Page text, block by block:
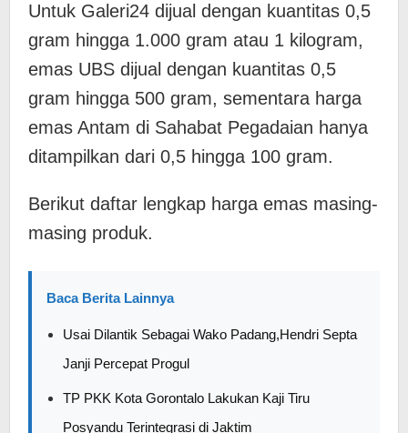
Untuk Galeri24 dijual dengan kuantitas 0,5
gram hingga 1.000 gram atau 1 kilogram,
emas UBS dijual dengan kuantitas 0,5
gram hingga 500 gram, sementara harga
emas Antam di Sahabat Pegadaian hanya
ditampilkan dari 0,5 hingga 100 gram.
Berikut daftar lengkap harga emas masing-
masing produk.
Baca Berita Lainnya
Usai Dilantik Sebagai Wako Padang,Hendri Septa
Janji Percepat Progul
TP PKK Kota Gorontalo Lakukan Kaji Tiru
Posyandu Terintegrasi di Jaktim